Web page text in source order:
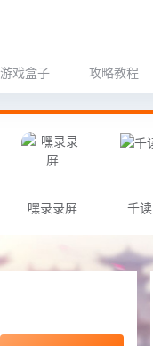
游戏盒子 攻略教程
嘿录录屏 千读